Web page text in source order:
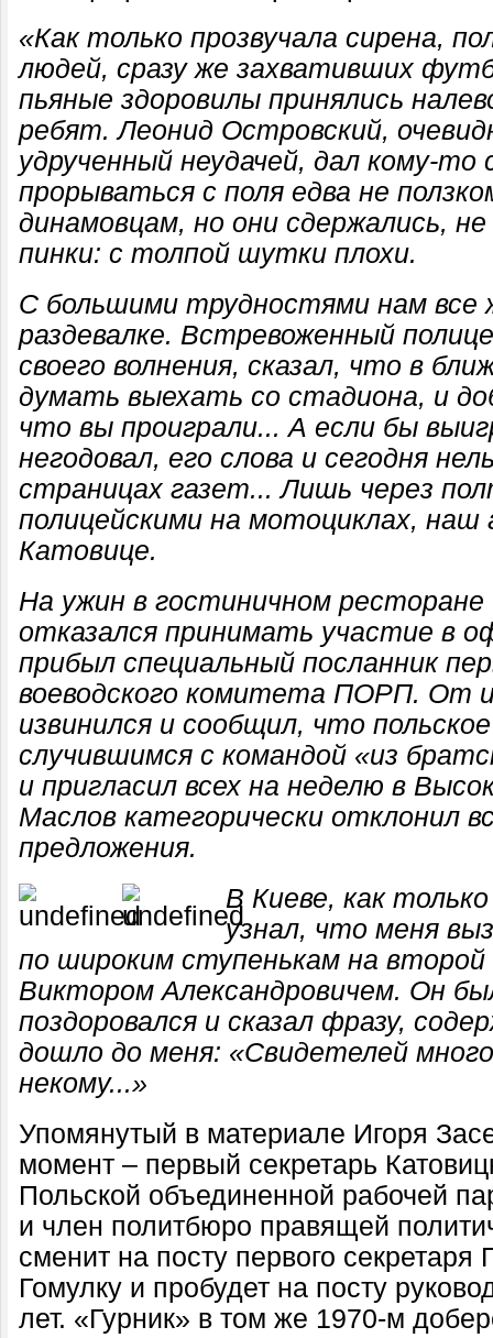
«Как только прозвучала сирена,
людей, сразу же захвативших
пьяные здоровилы принялись
ребят. Леонид Островский,
удрученный неудачей, дал кому-то
прорываться с поля едва не
динамовцам, но они сдержались,
пинки: с толпой шутки плохи.
С большими трудностями нам все
раздевалке. Встревоженный
своего волнения, сказал, что в
думать выехать со стадиона, и
что вы проиграли... А если бы
негодовал, его слова и сегодня
страницах газет... Лишь через
полицейскими на мотоциклах, наш
Катовице.
На ужин в гостиничном ресторане
отказался принимать участие в
прибыл специальный посланник
воеводского комитета ПОРП. От
извинился и сообщил, что
случившимся с командой «из
и пригласил всех на неделю в
Маслов категорически отклонил
предложения.
В Киеве, как
узнал, что меня
по широким ступенькам на
Виктором Александровичем. Он
поздоровался и сказал фразу,
дошло до меня: «Свидетелей
некому...»
Упомянутый в материале Игоря
момент – первый секретарь
Польской объединенной рабочей
и член политбюро правящей
сменит на посту первого
Гомулку и пробудет на посту
лет. «Гурник» в том же 1970-м